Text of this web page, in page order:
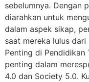
sebelumnya. Dengan
diarahkan untuk
dalam aspek sikap,
saat mereka lulus
Penting di Pendidikan
penting dalam
4.0 dan Society 5.0.